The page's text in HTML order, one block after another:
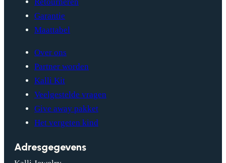
Retourneren
Garantie
Maattabel
Over ons
Partner worden
Kalli Kit
Veelgestelde vragen
Give away pakket
Het vergeten kind
Adresgegevens